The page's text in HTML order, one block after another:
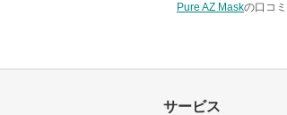
Pure AZ Maskの口コ
サービス